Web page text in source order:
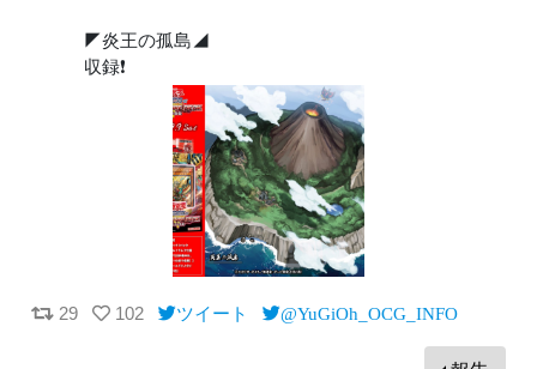
◤炎王の孤島◢
収録❗️
29 102 ツイート @YuGiOh_OCG_INFO